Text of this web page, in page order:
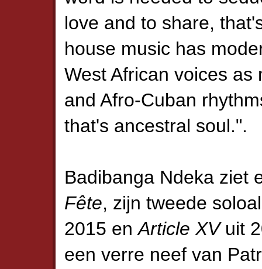
love and to share,
house music has
West African voices
and Afro-Cuban
that's ancestral soul.".
Badibanga Ndeka ziet
Fête, zijn tweede
2015 enArticle XVuit
een verre neef van